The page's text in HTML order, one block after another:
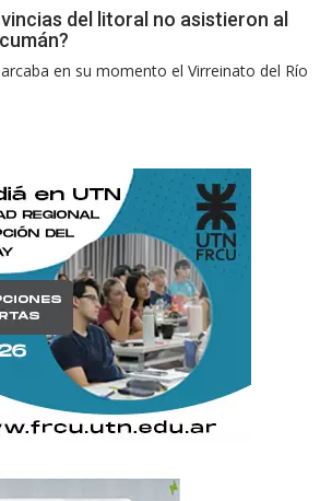
del litoral no asistieron al
en su momento el Virreinato del Río